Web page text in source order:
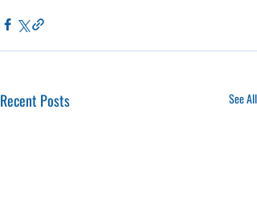
Recent Posts See All